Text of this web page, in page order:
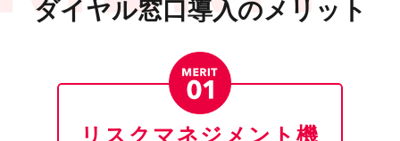
2022年4月1日からすべての企業に「パワハラ防止法」
義務化された具体的防止措置の実施・運用はで
対応法令
ダイヤル窓口導入のメリット
リスクマネジメント 機